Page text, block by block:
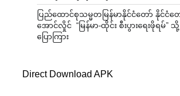
ပြည်ထောင်စုသမ္မတမြန်မာနိုင်ငံတော် နိုင်ငံတ
အောင်လှိုင် “မြန်မာ-ထိုင်း စီးပွားရေးဖိုရမ်
ပြောကြား
Direct Download APK